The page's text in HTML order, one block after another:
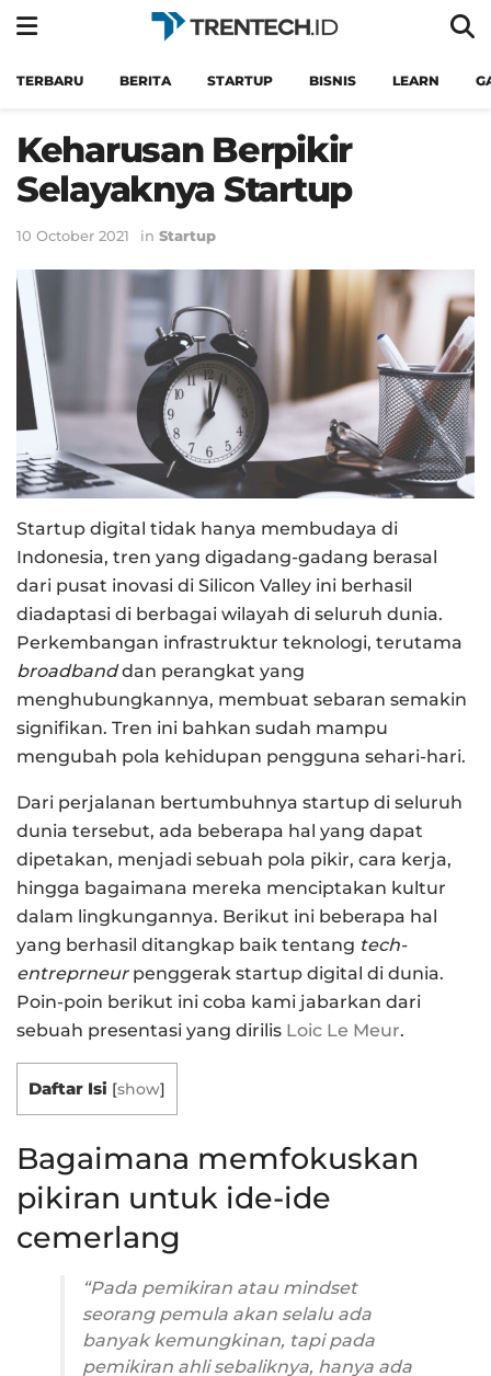
TERBARU BERITA STARTUP BISNIS LEARN
Keharusan Berpikir
Selayaknya Startup
10 October 2021 in Startup
Startup digital tidak hanya membudaya di
Indonesia, tren yang digadang-gadang berasal
dari pusat inovasi di Silicon Valley ini berhasil
diadaptasi di berbagai wilayah di seluruh dunia.
Perkembangan infrastruktur teknologi, terutama
broadbanddan perangkat yang
menghubungkannya, membuat sebaran semakin
signifikan. Tren ini bahkan sudah mampu
mengubah pola kehidupan pengguna sehari-hari.
Dari perjalanan bertumbuhnya startup di seluruh
dunia tersebut, ada beberapa hal yang dapat
dipetakan, menjadi sebuah pola pikir, cara kerja,
hingga bagaimana mereka menciptakan kultur
dalam lingkungannya. Berikut ini beberapa hal
yang berhasil ditangkap baik tentang tech-
entreprneurpenggerak startup digital di dunia.
Poin-poin berikut ini coba kami jabarkan dari
sebuah presentasi yang dirilis Loic Le Meur.
Daftar Isi [show]
Bagaimana memfokuskan
pikiran untuk ide-ide
cemerlang
“Pada pemikiran atau mindset
seorang pemula akan selalu ada
banyak kemungkinan, tapi pada
pemikiran ahli sebaliknya, hanya ada